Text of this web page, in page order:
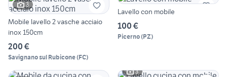
3
Mobile lavello 2 vasche acciaio
inox 150cm
200 €
Savignano sul Rubicone(FC)
Lavello con mobile
100 €
Picerno(PZ)
3